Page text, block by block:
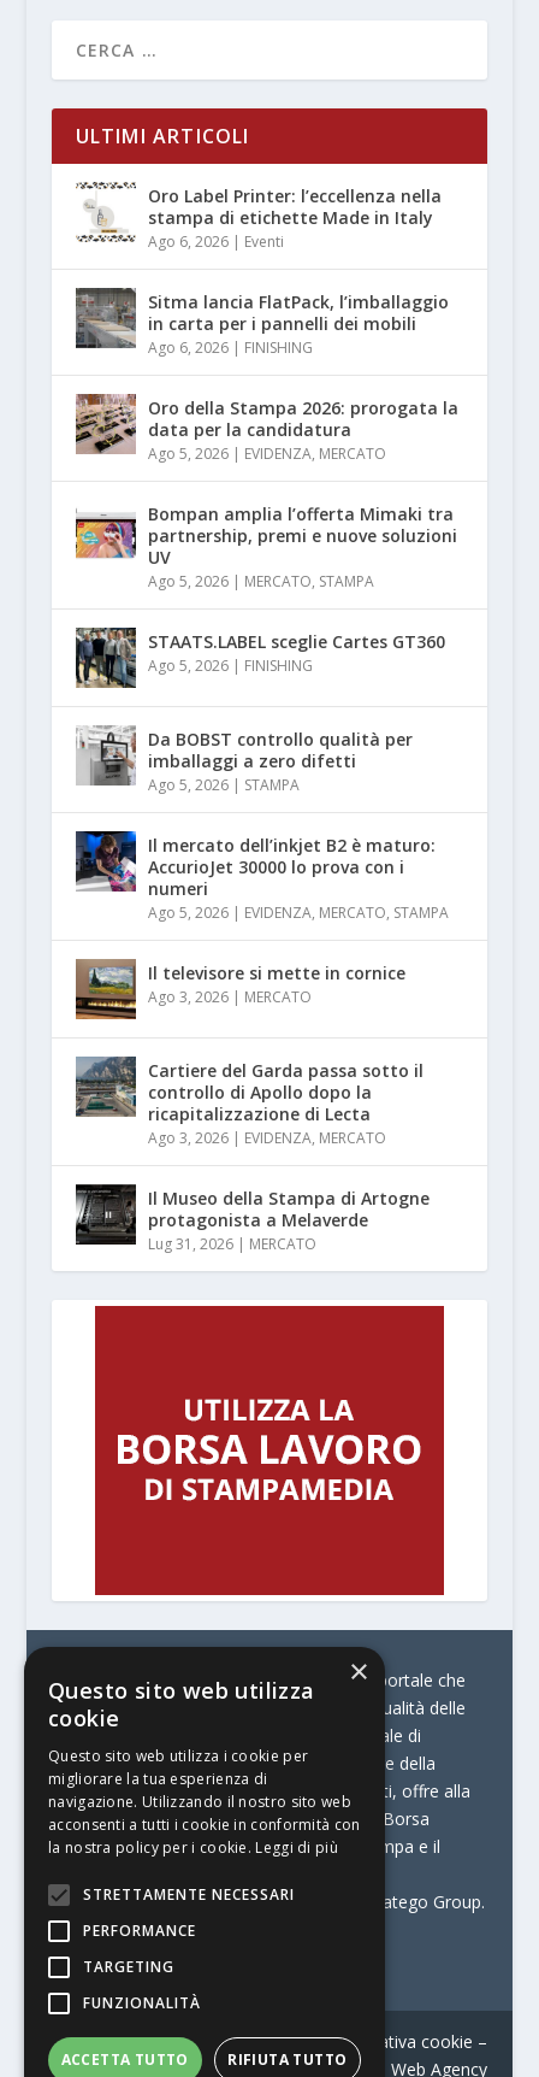
ULTIMI ARTICOLI
Oro Label Printer: l’eccellenza nella
stampa di etichette Made in Italy
Ago 6, 2026| Eventi
Sitma lancia FlatPack, l’imballaggio
in carta per i pannelli dei mobili
Ago 6, 2026| FINISHING
Oro della Stampa 2026: prorogata la
data per la candidatura
Ago 5, 2026| EVIDENZA, MERCATO
Bompan amplia l’offerta Mimaki tra
partnership, premi e nuove soluzioni
UV
Ago 5, 2026| MERCATO, STAMPA
STAATS.LABEL sceglie Cartes GT360
Ago 5, 2026| FINISHING
Da BOBST controllo qualità per
imballaggi a zero difetti
Ago 5, 2026| STAMPA
Il mercato dell’inkjet B2 è maturo:
AccurioJet 30000 lo prova con i
numeri
Ago 5, 2026| EVIDENZA, MERCATO, STAMPA
Il televisore si mette in cornice
Ago 3, 2026| MERCATO
Cartiere del Garda passa sotto il
controllo di Apollo dopo la
ricapitalizzazione di Lecta
Ago 3, 2026| EVIDENZA, MERCATO
Il Museo della Stampa di Artogne
protagonista a Melaverde
Lug 31, 2026| MERCATO
© Stratego Group –
stampamedia.net è il portale che
racconta le innovazioni tecnologiche e l’attualità delle
aziende di stampa e di converting. È il portale di
riferimento per chi opera in Italia nel settore della
comunicazione stampata. Oltre ai contenuti, offre alla
propria community diversi servizi come:
la Borsa
Lavoro, la Print Connection, i Big della Stampa e il
Stampamedia.net è una delle testate di Stratego Group.
Partita IVA07921450156
Contatti–Informativa privacy–Informativa cookie –
Web Agency
×
Questo sito web utilizza
cookie
Questo sito web utilizza i cookie per
migliorare la tua esperienza di
navigazione. Utilizzando il nostro sito web
acconsenti a tutti i cookie in conformità con
la nostra policy per i cookie. Leggi di più
STRETTAMENTE NECESSARI
PERFORMANCE
TARGETING
FUNZIONALITÀ
ACCETTA TUTTO RIFIUTA TUTTO